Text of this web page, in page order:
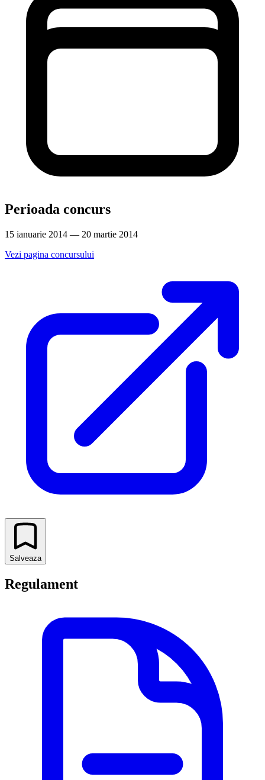
Perioada concurs
15 ianuarie 2014 — 20 martie 2014
Vezi pagina concursului
Salveaza
Regulament